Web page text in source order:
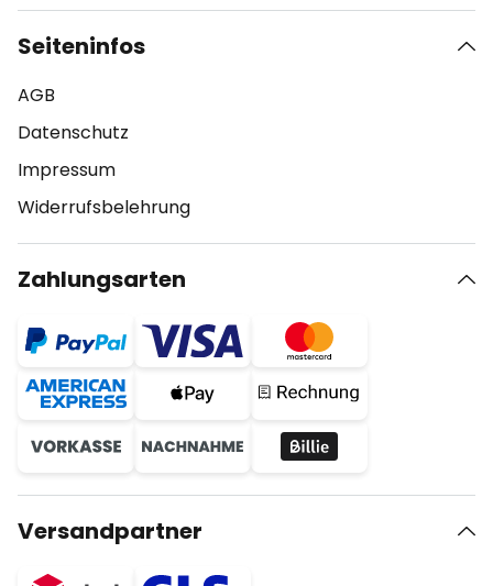
Seiteninfos
AGB
Datenschutz
Impressum
Widerrufsbelehrung
Zahlungsarten
Versandpartner